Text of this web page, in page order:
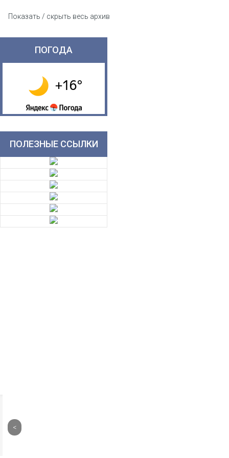
Показать / скрыть весь архив
ПОГОДА
ПОЛЕЗНЫЕ ССЫЛКИ